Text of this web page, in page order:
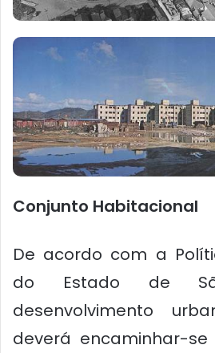
Conjunto Habitacional
De acordo com a
do Estado de
desenvolvimento
deverá encaminhar-